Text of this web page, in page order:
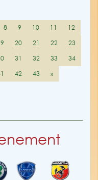
8 9 10 11
12
20 21 22
23
31 32 33
34
42 43 »